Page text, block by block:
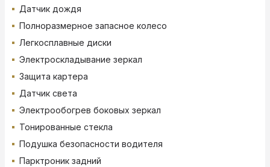
Датчик дождя
Полноразмерное запасное колесо
Легкосплавные диски
Электроскладывание зеркал
Защита картера
Датчик света
Электрообогрев боковых зеркал
Тонированные стекла
Подушка безопасности водителя
Парктроник задний